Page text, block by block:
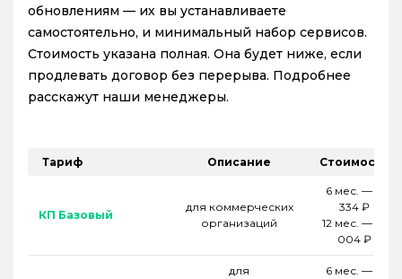
обновлениям — их вы устанавливаете
самостоятельно, и минимальный набор сервисов.
Стоимость указана полная. Она будет ниже, если
продлевать договор без перерыва. Подробнее
расскажут наши менеджеры.
Тариф Описание Стоимость
КП Базовый
для коммерческих
организаций
6 мес. — 15
334 ₽
12 мес. — 29
004 ₽
для
6 мес. — 15